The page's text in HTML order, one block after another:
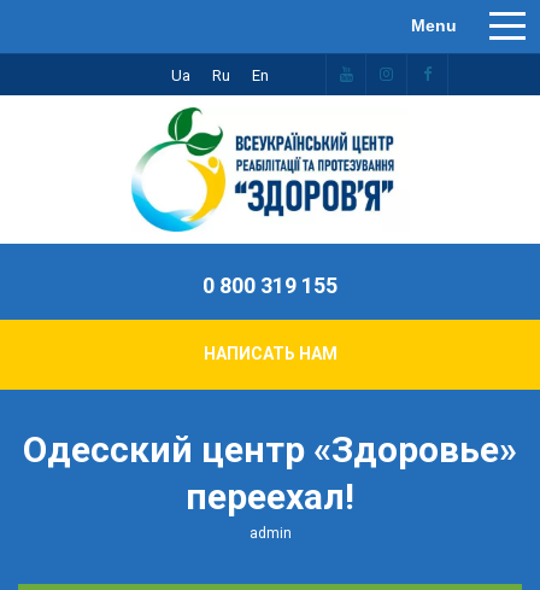
Ua Ru En
0 800 319 155
НАПИСАТЬ НАМ
Одесский центр «Здоровье»
переехал!
admin